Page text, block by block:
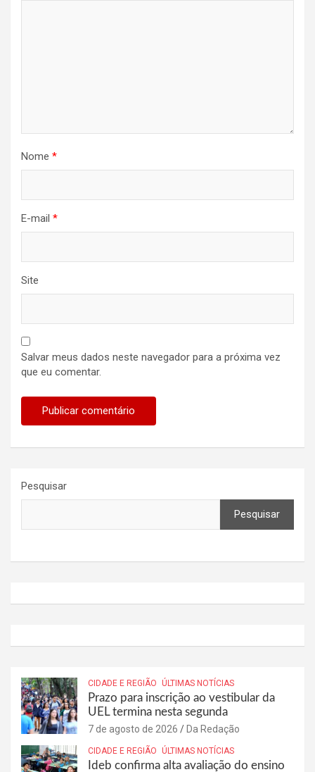
Nome *
E-mail *
Site
Salvar meus dados neste navegador para a próxima vez
que eu comentar.
Pesquisar
Pesquisar
CIDADE E REGIÃO ÚLTIMAS NOTÍCIAS
Prazo para inscrição ao vestibular da
UEL termina nesta segunda
7 de agosto de 2026 Da Redação
CIDADE E REGIÃO ÚLTIMAS NOTÍCIAS
Ideb confirma alta avaliação do ensino